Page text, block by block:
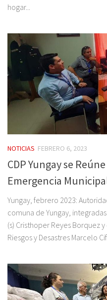
hogar...
NOTICIAS FEBRERO 6, 2023
CDP Yungay se
Emergencia
Yungay, febrero 2023:
comuna de Yungay,
(s) Cristhoper Reyes Borquez
Riesgos y Desastres Marcelo